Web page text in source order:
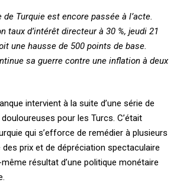
Turquie est encore passée à l’acte.
taux d’intérêt directeur à 30 %, jeudi 21
une hausse de 500 points de base.
sa guerre contre une inflation à deux
intervient à la suite d’une série de
pour les Turcs. C’était
qui s’efforce de remédier à plusieurs
prix et de dépréciation spectaculaire
résultat d’une politique monétaire